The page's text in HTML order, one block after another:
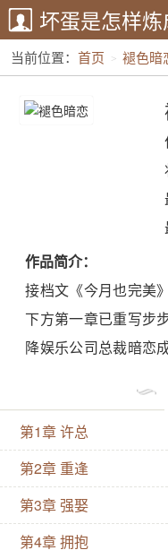
坏蛋是怎样
当前位置： 首页 褪色暗
作品简介：
接档文《今月也完美
下方第一章已重写步
降娱乐公司总裁暗恋
束,艾梨竟然成了全
暴,很emo好消息：有
也没想到,有一天会和
还得练习吻戏技巧,
一次后来一天夜里,
第1章 许总
第2章 重逢
第3章 强娶
第4章 拥抱